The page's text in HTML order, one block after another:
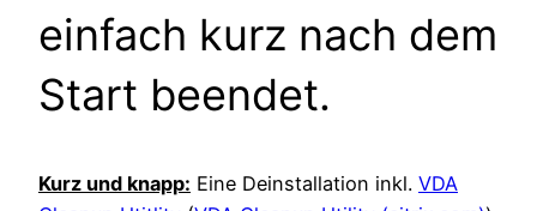
einfach kurz nach dem
Start beendet.
Kurz und knapp: Eine Deinstallation inkl. VDA